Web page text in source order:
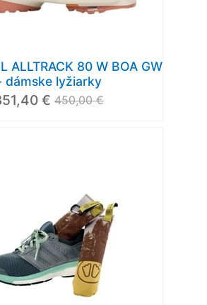
ALLTRACK 80 W BOA GW
dámske lyžiarky
€ 450,00 €